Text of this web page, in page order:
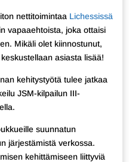
nettitoimintaa Lichessissä
vapaaehtoista, joka ottaisi
Mikäli olet kiinnostunut,
asiasta lisää!
kehitystyötä tulee jatkaa
JSM-kilpailun III-
suunnatun
järjestämistä verkossa.
kehittämiseen liittyviä